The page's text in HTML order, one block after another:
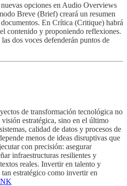
opciones en Audio Overviews
Breve (Brief) creará un resumen
En Crítica (Critique) habrá
contenido y proponiendo reflexiones.
dos voces defenderán puntos de
de transformación tecnológica no
estratégica, sino en el último
calidad de datos y procesos de
menos de ideas disruptivas que
con precisión: asegurar
infraestructuras resilientes y
reales. Invertir en talento y
tan estratégico como invertir en